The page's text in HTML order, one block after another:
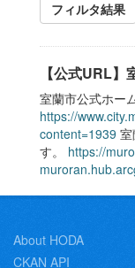
フィルタ結果
【公式URL
室蘭市公式ホー
https://
content=1939
す。 https://
About HODA
CKAN API